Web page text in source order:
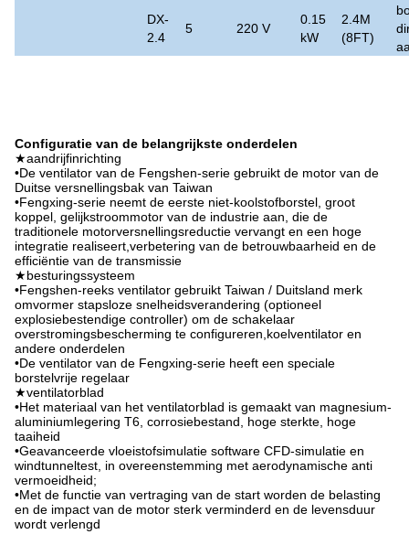
DX-
2.4
5 220 V
0.15
kW
2.4M
(8FT)
Configuratie van de belangrijkste onderdelen
★aandrijfinrichting
•De ventilator van de Fengshen-serie gebruikt de motor van de
Duitse versnellingsbak van Taiwan
•Fengxing-serie neemt de eerste niet-koolstofborstel, groot
koppel, gelijkstroommotor van de industrie aan, die de
traditionele motorversnellingsreductie vervangt en een hoge
integratie realiseert,verbetering van de betrouwbaarheid en de
efficiëntie van de transmissie
★besturingssysteem
•Fengshen-reeks ventilator gebruikt Taiwan / Duitsland merk
omvormer stapsloze snelheidsverandering (optioneel
explosiebestendige controller) om de schakelaar
overstromingsbescherming te configureren,koelventilator en
andere onderdelen
•De ventilator van de Fengxing-serie heeft een speciale
borstelvrije regelaar
★ventilatorblad
•Het materiaal van het ventilatorblad is gemaakt van magnesium-
aluminiumlegering T6, corrosiebestand, hoge sterkte, hoge
taaiheid
•Geavanceerde vloeistofsimulatie software CFD-simulatie en
windtunneltest, in overeenstemming met aerodynamische anti
vermoeidheid;
•Met de functie van vertraging van de start worden de belasting
en de impact van de motor sterk verminderd en de levensduur
wordt verlengd